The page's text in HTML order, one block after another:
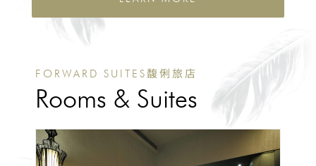
FORWARD SUITES馥俐旅店
Rooms & Suites